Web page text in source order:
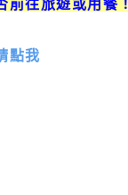
前往旅遊或用餐！
點我